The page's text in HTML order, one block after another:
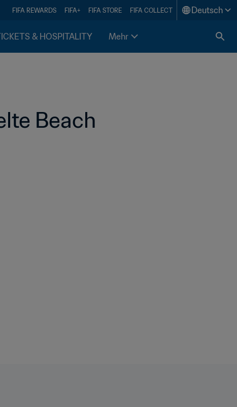
FIFA REWARDS FIFA+ FIFA STORE FIFA COLLECT Deutsch
& HOSPITALITY Mehr
Beach